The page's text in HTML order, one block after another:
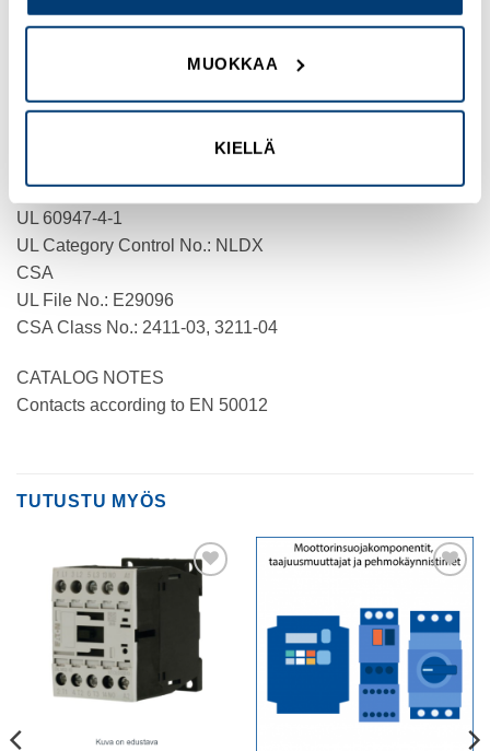
MUOKKAA
KIELLÄ
IEC/EN 60947-4-1
CSA-C22.2 No. 60947-4-1-14
IEC/EN 60947
CSA File No.: 012528
UL 60947-4-1
UL Category Control No.: NLDX
CSA
UL File No.: E29096
CSA Class No.: 2411-03, 3211-04
CATALOG NOTES
Contacts according to EN 50012
TUTUSTU MYÖS
Add to
wishlist